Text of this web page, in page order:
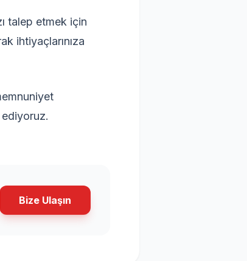
talep etmek için
ihtiyaçlarınıza
Bize Ulaşın